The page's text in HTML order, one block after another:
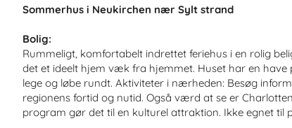
Sommerhus i Neukirchen nær Sylt strand
Bolig:
Rummeligt, komfortabelt indrettet feriehus i en rolig
det et ideelt hjem væk fra hjemmet. Huset har en
lege og løbe rundt. Aktiviteter i nærheden: Besøg
regionens fortid og nutid. Også værd at se er
program gør det til en kulturel attraktion. Ikke egnet til